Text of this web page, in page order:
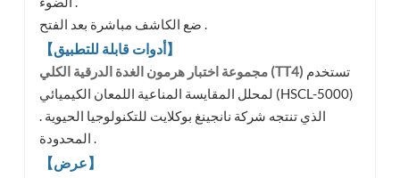
【أدوات قابلة للتطبيق】
مجموعة اختبار هرمون الغدة الدرقية الكلي (TT4)
لمحلل المقايسة المناعية اللمعان الكيميائي (HSCL-5000)
الذي تنتجه شركة نانجينغ بوكلايت للتكنولوجيا الحيوية .
【عرض】